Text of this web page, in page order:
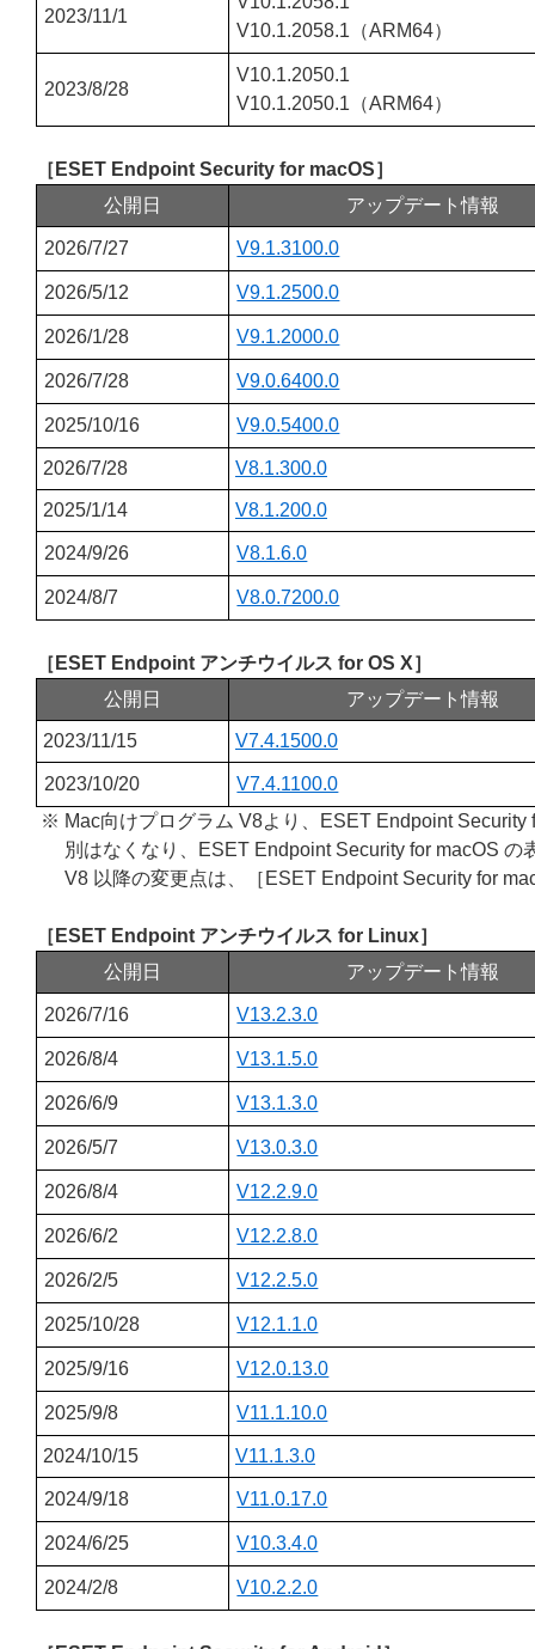
2023/11/1
V10.1.2058.1（ARM64）
2023/8/28
V10.1.2050.1
V10.1.2050.1（ARM64）
［ESET Endpoint Security for macOS］
公開日
アップデート情報
2026/7/27 V9.1.3100.0
2026/5/12 V9.1.2500.0
2026/1/28 V9.1.2000.0
2026/7/28 V9.0.6400.0
2025/10/16 V9.0.5400.0
2026/7/28 V8.1.300.0
2025/1/14 V8.1.200.0
2024/9/26 V8.1.6.0
2024/8/7 V8.0.7200.0
［ESET Endpoint アンチウイルス for OS X］
公開日
アップデート情報
2023/11/15 V7.4.1500.0
2023/10/20
V7.4.1100.0
※ Mac向けプログラム V8より、ESET Endpoint
別はなくなり、ESET Endpoint Security for macOS
V8 以降の変更点は、［ESET Endpoint Security for
［ESET Endpoint アンチウイルス for Linux］
公開日
アップデート情報
2026/7/16 V13.2.3.0
2026/8/4 V13.1.5.0
2026/6/9 V13.1.3.0
2026/5/7 V13.0.3.0
2026/8/4 V12.2.9.0
2026/6/2 V12.2.8.0
2026/2/5 V12.2.5.0
2025/10/28 V12.1.1.0
2025/9/16 V12.0.13.0
2025/9/8 V11.1.10.0
2024/10/15 V11.1.3.0
2024/9/18 V11.0.17.0
2024/6/25 V10.3.4.0
2024/2/8 V10.2.2.0